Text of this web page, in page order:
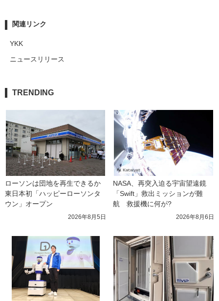
関連リンク
YKK
ニュースリリース
TRENDING
ローソンは団地を再生できるか
東日本初「ハッピーローソンタ
ウン」オープン
2026年8月5日
NASA、再突入迫る宇宙望遠鏡
「Swift」救出ミッションが難
航　救援機に何が?
2026年8月6日